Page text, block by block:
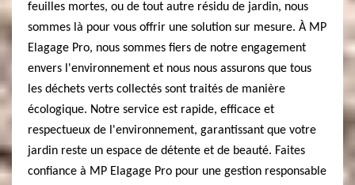
feuilles mortes, ou de tout autre résidu de jardin, nous
sommes là pour vous offrir une solution sur mesure. À MP
Elagage Pro, nous sommes fiers de notre engagement
envers l'environnement et nous nous assurons que tous
les déchets verts collectés sont traités de manière
écologique. Notre service est rapide, efficace et
respectueux de l'environnement, garantissant que votre
jardin reste un espace de détente et de beauté. Faites
confiance à MP Elagage Pro pour une gestion responsable